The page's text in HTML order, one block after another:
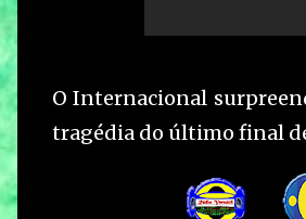
O Internacional
tragédia do último final